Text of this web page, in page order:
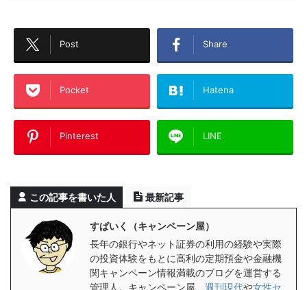
Post Share
Pocket Hatena
Pinterest LINE
この記事を書いた人 最新記事
すぱいく（キャンペーン屋）
長年の銀行やネット証券の利用の経験や実際
の投資体験をもとに高利の定期預金や金融機
関キャンペーン情報満載のブログを運営する
管理人。キャンペーン屋、 週刊現代や女性セ